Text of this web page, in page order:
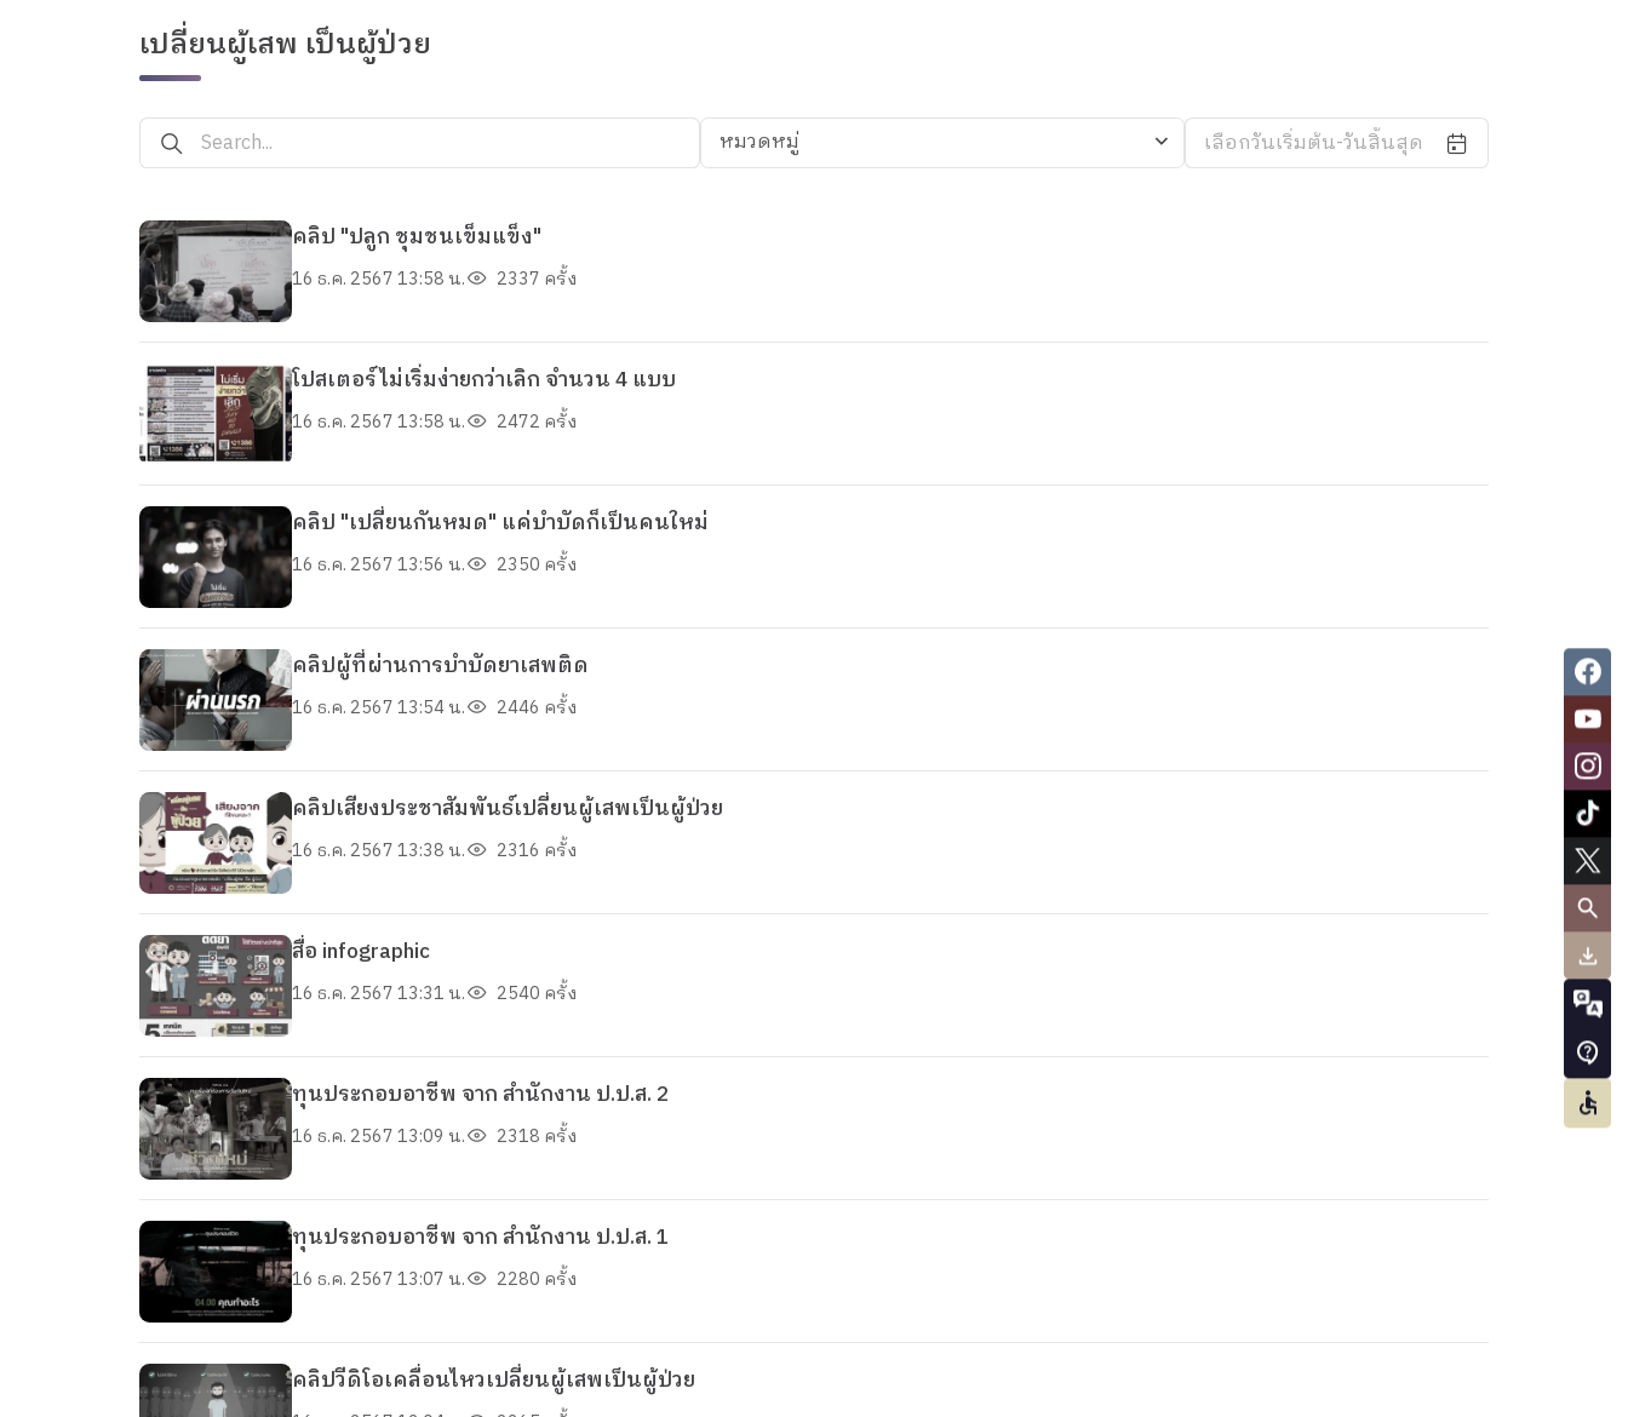
เปลี่ยนผู้เสพ เป็นผู้ป่วย
หมวดหมู่ เลือกวันเริ่มต้น-วันสิ้นสุด
คลิป "ปลูก ชุมชนเข็มแข็ง"
16 ธ.ค. 2567 13:58 น. 2337 ครั้ง
โปสเตอร์ไม่เริ่มง่ายกว่าเลิก จำนวน 4 แบบ
16 ธ.ค. 2567 13:58 น. 2472 ครั้ง
คลิป "เปลี่ยนกันหมด" แค่บำบัดก็เป็นคนใหม่
16 ธ.ค. 2567 13:56 น. 2350 ครั้ง
คลิปผู้ที่ผ่านการบำบัดยาเสพติด
16 ธ.ค. 2567 13:54 น. 2446 ครั้ง
คลิปเสียงประชาสัมพันธ์เปลี่ยนผู้เสพเป็นผู้ป่วย
16 ธ.ค. 2567 13:38 น. 2316 ครั้ง
สื่อ infographic
16 ธ.ค. 2567 13:31 น. 2540 ครั้ง
ทุนประกอบอาชีพ จาก สำนักงาน ป.ป.ส. 2
16 ธ.ค. 2567 13:09 น. 2318 ครั้ง
ทุนประกอบอาชีพ จาก สำนักงาน ป.ป.ส. 1
16 ธ.ค. 2567 13:07 น. 2280 ครั้ง
คลิปวีดิโอเคลื่อนไหวเปลี่ยนผู้เสพเป็นผู้ป่วย